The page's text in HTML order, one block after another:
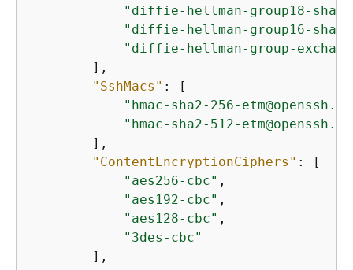
"diffie-hellman-group18-
"diffie-hellman-group16-
"diffie-hellman-group-
        ],
"SshMacs" : [
"hmac-sha2-256-
"hmac-sha2-512-
        ],
"ContentEncryptionCiphers" : [
"aes256-cbc" ,
"aes192-cbc" ,
"aes128-cbc" ,
"3des-cbc"
        ],